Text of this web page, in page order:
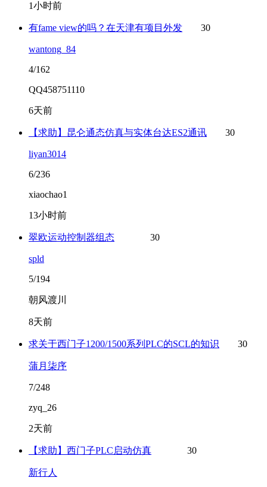
1小时前
有fame view的吗？在天津有项目外发 30
wantong_84
4/162
QQ458751110
6天前
【求助】昆仑通态仿真与实体台达ES2通讯 30
liyan3014
6/236
xiaochao1
13小时前
翠欧运动控制器组态 30
spld
5/194
朝风渡川
8天前
求关于西门子1200/1500系列PLC的SCL的知识 30
蒲月柒序
7/248
zyq_26
2天前
【求助】西门子PLC启动仿真 30
新行人